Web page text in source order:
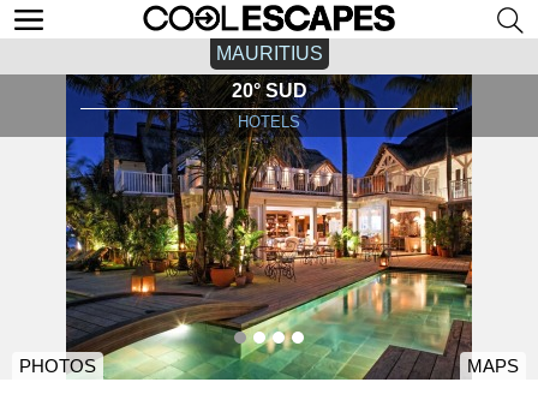
MAURITIUS
20° SUD
HOTELS
PHOTOS MAPS